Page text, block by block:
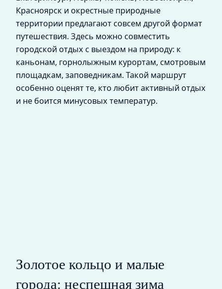
Красноярск и окрестные природные
территории предлагают совсем другой формат
путешествия. Здесь можно совместить
городской отдых с выездом на природу: к
каньонам, горнолыжным курортам, смотровым
площадкам, заповедникам. Такой маршрут
особенно оценят те, кто любит активный отдых
и не боится минусовых температур.
Золотое кольцо и малые
города: неспешная зима